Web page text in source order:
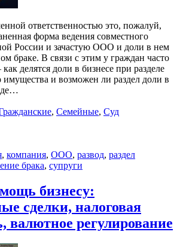
ответственностью это, пожалуй,
форма ведения совместного
России и зачастую ООО и доли в нем
браке. В связи с этим у граждан часто
делятся доли в бизнесе при разделе
имущества и возможен ли раздел доли в
, Семейные, Суд
, компания, ООО, развод, раздел
брака, супруги
бизнесу:
сделки, налоговая
валютное регулирование